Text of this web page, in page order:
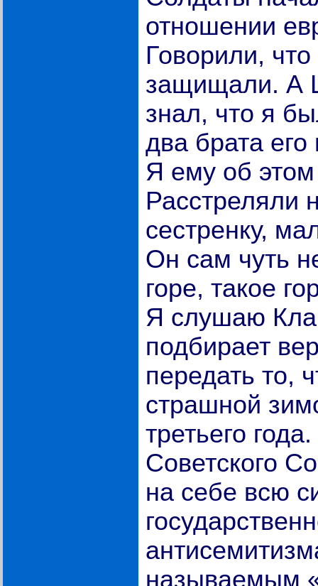
отношении
Говорили,
защищали. А
знал, что я
два брата
Я ему об этом
Расстреляли
сестренку,
Он сам чуть
горе, такое
Я слушаю
подбирает
передать то,
страшной
третьего
Советского
на себе всю
называемым